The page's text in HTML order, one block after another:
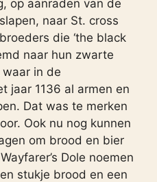
op aanraden van de
naar St. cross
die ‘the black
naar hun zwarte
in de
jaar 1136 al armen en
Dat was te merken
Ook nu nog kunnen
om brood en bier
Dole noemen
stukje brood en een